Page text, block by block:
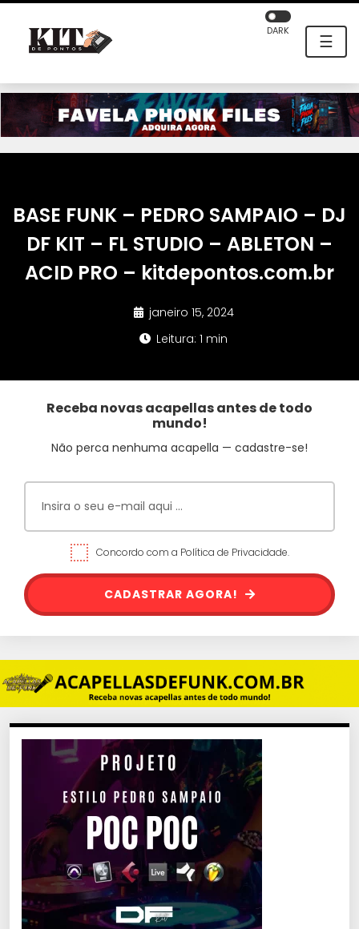
☰
DARK
BASE FUNK – PEDRO SAMPAIO – DJ
DF KIT – FL STUDIO – ABLETON –
ACID PRO – kitdepontos.com.br
janeiro 15, 2024
Leitura: 1 min
Receba novas acapellas antes de todo
mundo!
Não perca nenhuma acapella — cadastre-se!
Concordo com a Política de Privacidade.
CADASTRAR AGORA!